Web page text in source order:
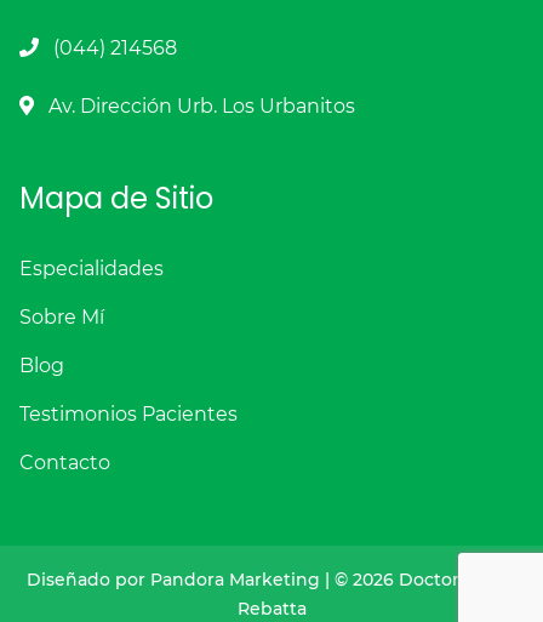
(044) 214568
Av. Dirección Urb. Los Urbanitos
Mapa de Sitio
Especialidades
Sobre Mí
Blog
Testimonios Pacientes
Contacto
Diseñado por Pandora Marketing | © 2026 Doctor Marco
Rebatta